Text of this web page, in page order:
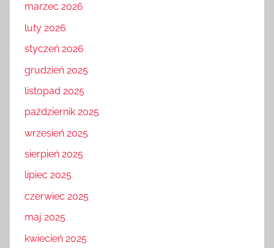
marzec 2026
luty 2026
styczeń 2026
grudzień 2025
listopad 2025
październik 2025
wrzesień 2025
sierpień 2025
lipiec 2025
czerwiec 2025
maj 2025
kwiecień 2025